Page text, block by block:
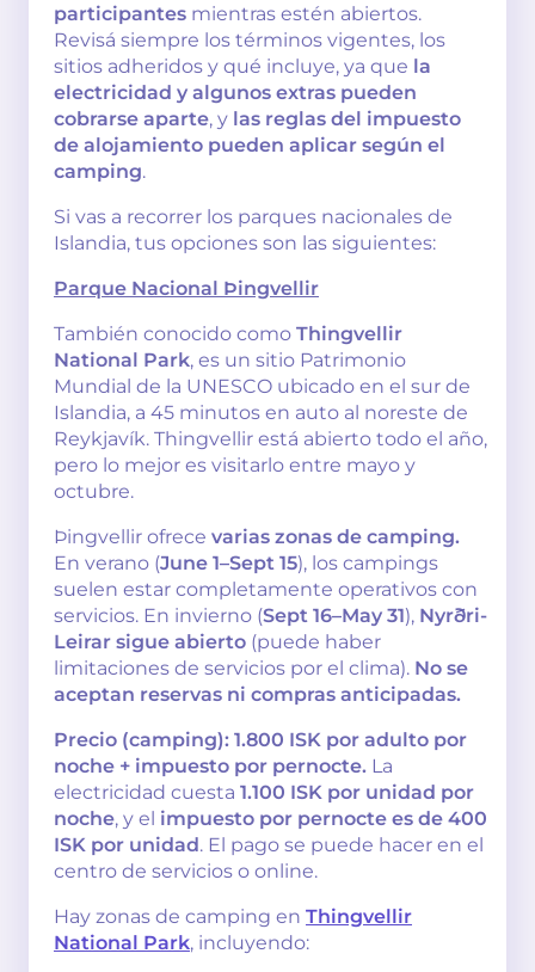
participantes mientras estén abiertos.
Revisá siempre los términos vigentes, los
sitios adheridos y qué incluye, ya que la
electricidad y algunos extras pueden
cobrarse aparte, y las reglas del impuesto
de alojamiento pueden aplicar según el
camping.
Si vas a recorrer los parques nacionales de
Islandia, tus opciones son las siguientes:
Parque Nacional Þingvellir
También conocido como Thingvellir
National Park, es un sitio Patrimonio
Mundial de la UNESCO ubicado en el sur de
Islandia, a 45 minutos en auto al noreste de
Reykjavík. Thingvellir está abierto todo el año,
pero lo mejor es visitarlo entre mayo y
octubre.
Þingvellir ofrece varias zonas de camping.
En verano (June 1–Sept 15), los campings
suelen estar completamente operativos con
servicios. En invierno (Sept 16–May 31), Nyrðri-
Leirar sigue abierto (puede haber
limitaciones de servicios por el clima). No se
aceptan reservas ni compras anticipadas.
Precio (camping): 1.800 ISK por adulto por
noche + impuesto por pernocte. La
electricidad cuesta 1.100 ISK por unidad por
noche, y el impuesto por pernocte es de 400
ISK por unidad. El pago se puede hacer en el
centro de servicios o online.
Hay zonas de camping en Thingvellir
National Park, incluyendo: